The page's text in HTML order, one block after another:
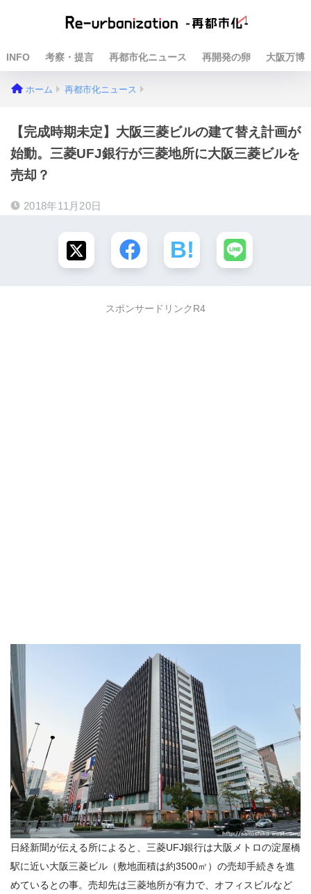
INFO 考察・提言 再都市化ニュース 再開発の卵 大阪万博
ホーム 再都市化ニュース
【完成時期未定】大阪三菱ビルの建て替え計画が
始動。三菱UFJ銀行が三菱地所に大阪三菱ビルを
売却？
2018年11月20日
スポンサードリンクR4
日経新聞が伝える所によると、三菱UFJ銀行は大阪メトロの淀屋橋
駅に近い大阪三菱ビル（敷地面積は約3500㎡）の売却手続きを進
めているとの事。売却先は三菱地所が有力で、オフィスビルなど